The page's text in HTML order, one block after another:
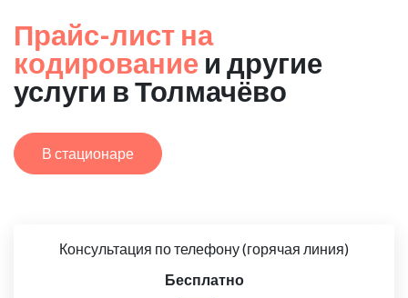
Прайс-лист на
кодирование и другие
услуги в Толмачёво
В стационаре
Консультация по телефону (горячая линия)
Бесплатно